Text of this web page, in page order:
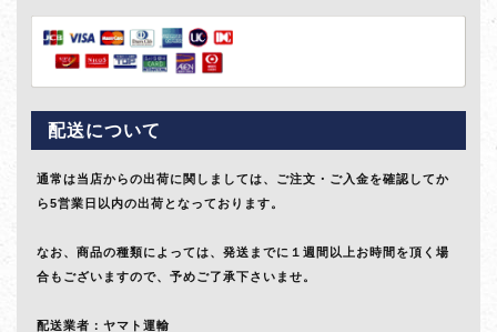
配送について
通常は当店からの出荷に関しましては、ご注文・ご入金を確認してか
ら5営業日以内の出荷となっております。
なお、商品の種類によっては、発送までに１週間以上お時間を頂く場
合もございますので、予めご了承下さいませ。
配送業者：ヤマト運輸